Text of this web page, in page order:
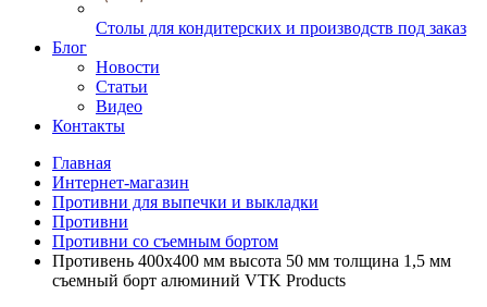
Cтолы для кондитерских и производств под заказ
Блог
Новости
Статьи
Видео
Контакты
Главная
Интернет-магазин
Противни для выпечки и выкладки
Противни
Противни со съемным бортом
Противень 400х400 мм высота 50 мм толщина 1,5 мм
съемный борт алюминий VTK Products